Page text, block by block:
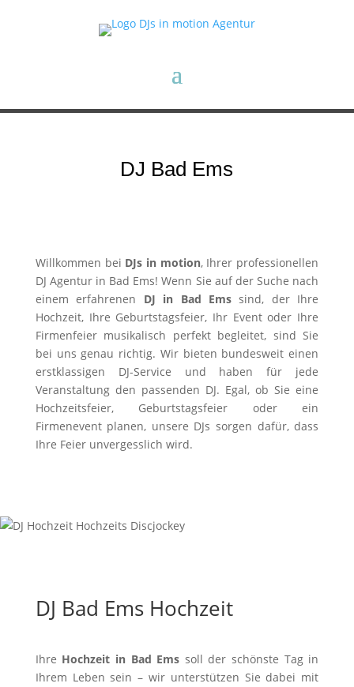
DJ Bad Ems
Willkommen bei DJs in motion, Ihrer professionellen
DJ Agentur in Bad Ems! Wenn Sie auf der Suche nach
einem erfahrenen DJ in Bad Emssind, der Ihre
Hochzeit, Ihre Geburtstagsfeier, Ihr Event oder Ihre
Firmenfeier musikalisch perfekt begleitet, sind Sie
bei uns genau richtig. Wir bieten bundesweit einen
erstklassigen DJ-Service und haben für jede
Veranstaltung den passenden DJ. Egal, ob Sie eine
Hochzeitsfeier, Geburtstagsfeier oder ein
Firmenevent planen, unsere DJs sorgen dafür, dass
Ihre Feier unvergesslich wird.
DJ Bad Ems Hochzeit
Ihre Hochzeit in Bad Ems soll der schönste Tag in
Ihrem Leben sein – wir unterstützen Sie dabei mit